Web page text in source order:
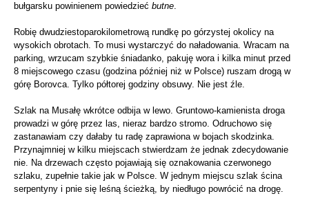
bułgarsku powinienem powiedzieć butne.
Robię dwudziestoparokilometrową rundkę po górzystej okolicy na
wysokich obrotach. To musi wystarczyć do naładowania. Wracam na
parking, wrzucam szybkie śniadanko, pakuję wora i kilka minut przed
8 miejscowego czasu (godzina później niż w Polsce) ruszam drogą w
górę Borovca. Tylko półtorej godziny obsuwy. Nie jest źle.
Szlak na Musałę wkrótce odbija w lewo. Gruntowo-kamienista droga
prowadzi w górę przez las, nieraz bardzo stromo. Odruchowo się
zastanawiam czy dałaby tu radę zaprawiona w bojach skodzinka.
Przynajmniej w kilku miejscach stwierdzam że jednak zdecydowanie
nie. Na drzewach często pojawiają się oznakowania czerwonego
szlaku, zupełnie takie jak w Polsce. W jednym miejscu szlak ścina
serpentyny i pnie się leśną ścieżką, by niedługo powrócić na drogę.